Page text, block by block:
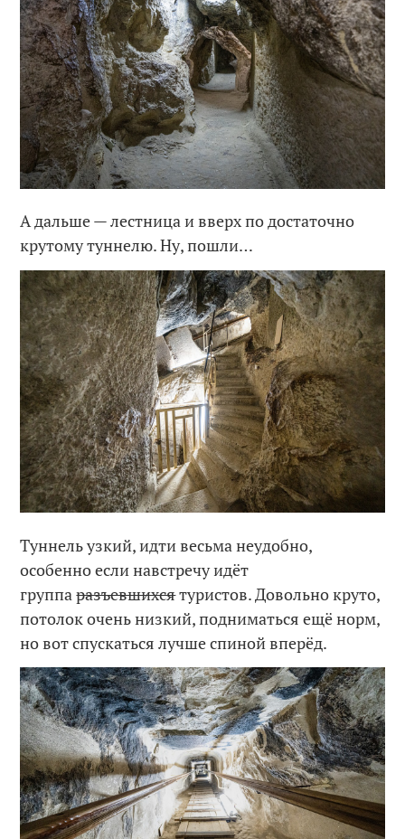
А дальше — лестница и вверх по достаточно
крутому туннелю. Ну, пошли…
Туннель узкий, идти весьма неудобно,
особенно если навстречу идёт
группаразъевшихсятуристов. Довольно круто,
потолок очень низкий, подниматься ещё норм,
но вот спускаться лучше спиной вперёд.